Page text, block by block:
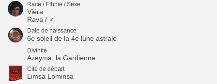
Race / Ethnie / Sexe
Viéra
Rava / ♂
Date de naissance
6e soleil de la 4e lune astrale
Divinité
Azeyma, la Gardienne
Cité de départ
Limsa Lominsa